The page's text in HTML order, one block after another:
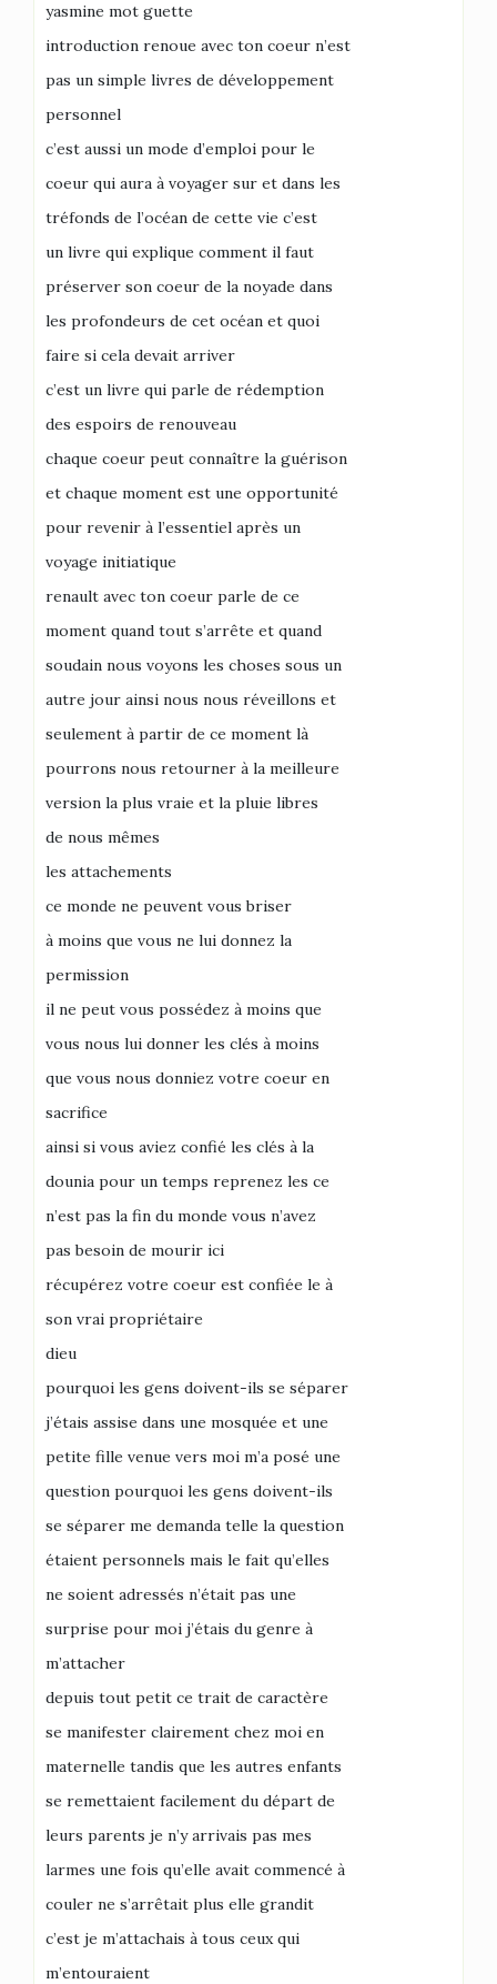
yasmine mot guette
introduction renoue avec ton coeur n’est
pas un simple livres de développement
personnel
c’est aussi un mode d’emploi pour le
coeur qui aura à voyager sur et dans les
tréfonds de l’océan de cette vie c’est
un livre qui explique comment il faut
préserver son coeur de la noyade dans
les profondeurs de cet océan et quoi
faire si cela devait arriver
c’est un livre qui parle de rédemption
des espoirs de renouveau
chaque coeur peut connaître la guérison
et chaque moment est une opportunité
pour revenir à l’essentiel après un
voyage initiatique
renault avec ton coeur parle de ce
moment quand tout s’arrête et quand
soudain nous voyons les choses sous un
autre jour ainsi nous nous réveillons et
seulement à partir de ce moment là
pourrons nous retourner à la meilleure
version la plus vraie et la pluie libres
de nous mêmes
les attachements
ce monde ne peuvent vous briser
à moins que vous ne lui donnez la
permission
il ne peut vous possédez à moins que
vous nous lui donner les clés à moins
que vous nous donniez votre coeur en
sacrifice
ainsi si vous aviez confié les clés à la
dounia pour un temps reprenez les ce
n’est pas la fin du monde vous n’avez
pas besoin de mourir ici
récupérez votre coeur est confiée le à
son vrai propriétaire
dieu
pourquoi les gens doivent-ils se séparer
j’étais assise dans une mosquée et une
petite fille venue vers moi m’a posé une
question pourquoi les gens doivent-ils
se séparer me demanda telle la question
étaient personnels mais le fait qu’elles
ne soient adressés n’était pas une
surprise pour moi j’étais du genre à
m’attacher
depuis tout petit ce trait de caractère
se manifester clairement chez moi en
maternelle tandis que les autres enfants
se remettaient facilement du départ de
leurs parents je n’y arrivais pas mes
larmes une fois qu’elle avait commencé à
couler ne s’arrêtait plus elle grandit
c’est je m’attachais à tous ceux qui
m’entouraient